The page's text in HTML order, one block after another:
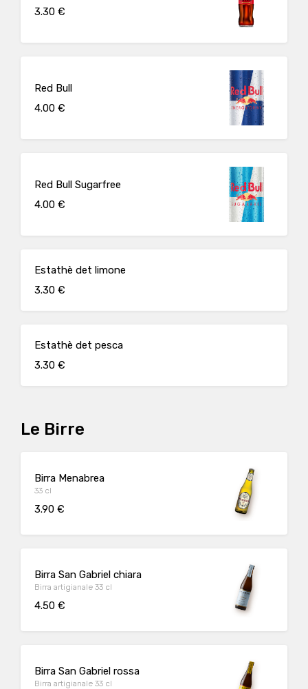
3.30 €
Red Bull
4.00 €
Red Bull Sugarfree
4.00 €
Estathè det limone
3.30 €
Estathè det pesca
3.30 €
Le Birre
Birra Menabrea
33 cl
3.90 €
Birra San Gabriel chiara
Birra artigianale 33 cl
4.50 €
Birra San Gabriel rossa
Birra artigianale 33 cl